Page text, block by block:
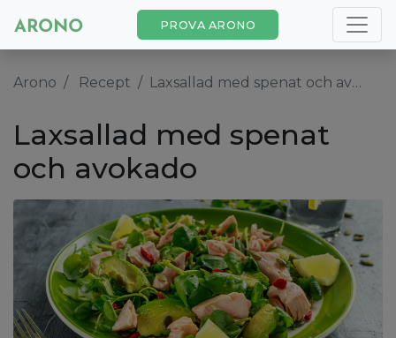
PROVA ARONO
Arono Recept Laxsallad med spenat och avokado
Laxsallad med spenat
och avokado